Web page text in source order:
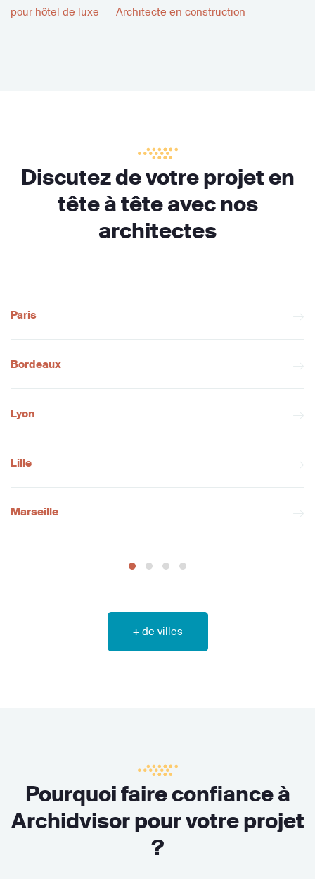
pour hôtel de luxe Architecte en construction
Discutez de votre projet en
tête à tête avec nos
architectes
Paris
Bordeaux
Lyon
Lille
Marseille
+ de villes
Pourquoi faire confiance à
Archidvisor pour votre projet
?